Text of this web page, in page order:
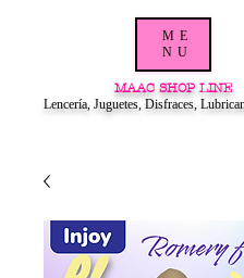
MAAC SHOP LINE
Lencería, Juguetes, Disfraces,
ME
NU